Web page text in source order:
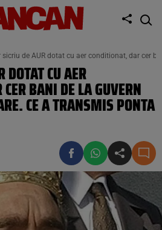
sicriu de AUR dotat cu aer conditionat, dar cer
DOTAT CU AER
BANI DE LA GUVERN
CE A TRANSMIS PONTA